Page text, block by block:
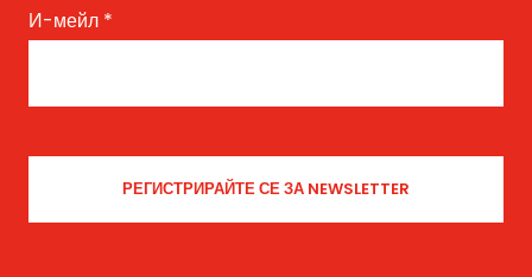
И-мейл *